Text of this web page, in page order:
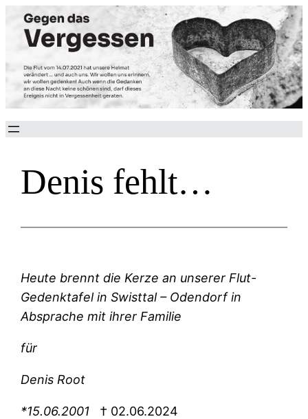
Zum
Inhalt
springen
Denis fehlt…
Heute brennt die Kerze an unserer Flut-
Gedenktafel in Swisttal – Odendorf in
Absprache mit ihrer Familie
für
Denis Root
*15.06.2001 † 02.06.2024